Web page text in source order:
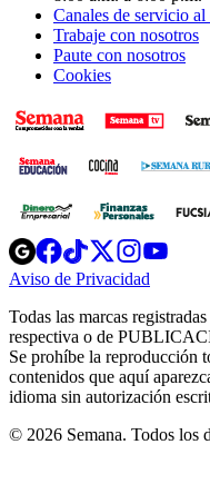
Canales de servicio al
Trabaje con nosotros
Paute con nosotros
Cookies
Opens
in
new
Opens
in
new
Opens
in
new
window
Opens
new
window
Aviso de Privacidad
new
window
Todas las marcas
respectiva o de
Se prohíbe la reproducción
contenidos que aquí
idioma sin autorización
© 2026 Semana. Todos los